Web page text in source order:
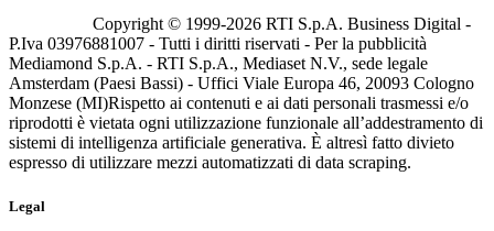
Copyright © 1999-2026 RTI S.p.A. Business Digital -
P.Iva 03976881007 - Tutti i diritti riservati - Per la pubblicità
Mediamond S.p.A. - RTI S.p.A., Mediaset N.V., sede legale
Amsterdam (Paesi Bassi) - Uffici Viale Europa 46, 20093 Cologno
Monzese (MI)Rispetto ai contenuti e ai dati personali trasmessi e/o
riprodotti è vietata ogni utilizzazione funzionale all’addestramento di
sistemi di intelligenza artificiale generativa. È altresì fatto divieto
espresso di utilizzare mezzi automatizzati di data scraping.
Legal